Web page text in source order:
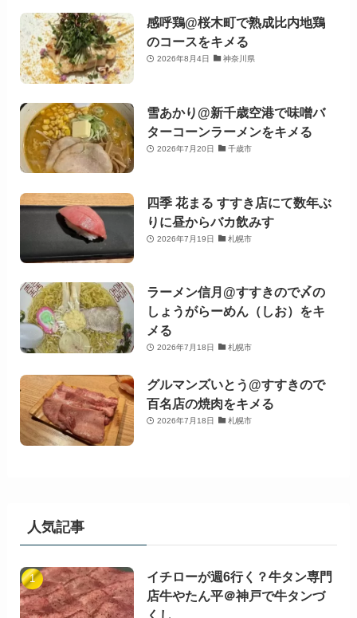
感呼鶏@桜木町で熟成比内地鶏
のコースをキメる
2026年8月4日 神奈川県
雪あかり@新千歳空港で味噌バ
ターコーンラーメンをキメる
2026年7月20日 千歳市
四季 花まる すすき店にて数年ぶ
りに昼からバカ飲みす
2026年7月19日 札幌市
ラーメン信月@すすきので〆の
しょうがらーめん（しお）をキ
メる
2026年7月18日 札幌市
グルマンズいとう@すすきので
百名店の焼肉をキメる
2026年7月18日 札幌市
人気記事
イチローが週6行く？牛タン専門
店牛やたん平＠神戸で牛タンづ
くし